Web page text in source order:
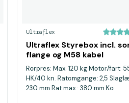
Ultraflex
Ultraflex Styrebox incl.
flange og M58 kabel
Rorpres: Max. 120 kg Motor/fart:
HK/40 kn. Ratomgange: 2,5
230 mm Rat max.: 380 mm Ko...